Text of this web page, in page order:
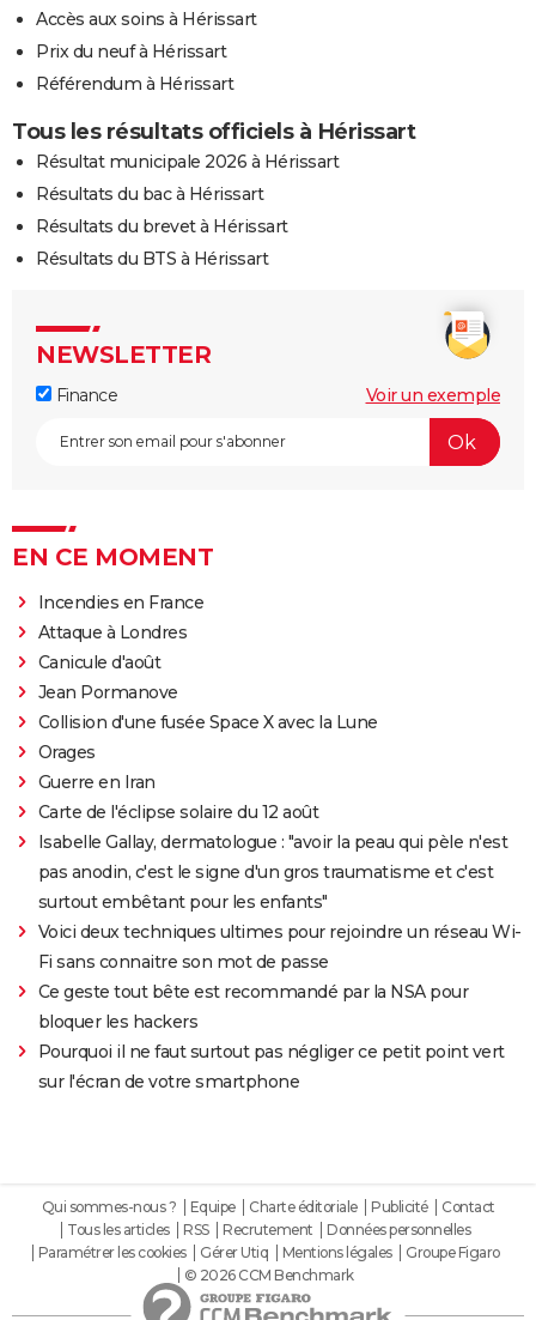
Accès aux soins à Hérissart
Prix du neuf à Hérissart
Référendum à Hérissart
Tous les résultats officiels à Hérissart
Résultat municipale 2026 à Hérissart
Résultats du bac à Hérissart
Résultats du brevet à Hérissart
Résultats du BTS à Hérissart
NEWSLETTER
Finance Voir un exemple
EN CE MOMENT
Incendies en France
Attaque à Londres
Canicule d'août
Jean Pormanove
Collision d'une fusée Space X avec la Lune
Orages
Guerre en Iran
Carte de l'éclipse solaire du 12 août
Isabelle Gallay, dermatologue : "avoir la peau qui pèle n'est
pas anodin, c'est le signe d'un gros traumatisme et c'est
surtout embêtant pour les enfants"
Voici deux techniques ultimes pour rejoindre un réseau Wi-
Fi sans connaitre son mot de passe
Ce geste tout bête est recommandé par la NSA pour
bloquer les hackers
Pourquoi il ne faut surtout pas négliger ce petit point vert
sur l'écran de votre smartphone
Qui sommes-nous ? Equipe Charte éditoriale Publicité
Contact
Tous les articles
RSS Recrutement
Données personnelles
Paramétrer les cookies
Gérer Utiq Mentions légales
Groupe Figaro
© 2026 CCM Benchmark